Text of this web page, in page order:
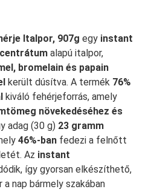
Italpor, 907g egy instant
alapú italpor,
bromelain és papain
került dúsítva. A termék 76%
kiváló fehérjeforrás, amely
növekedéséhez és
adag (30 g) 23 gramm
46%-ban fedezi a felnőtt
Az instant
így gyorsan elkészíthető,
a nap bármely szakában